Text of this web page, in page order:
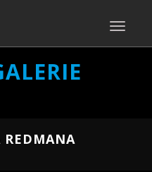
TOGGLE
REDMANA